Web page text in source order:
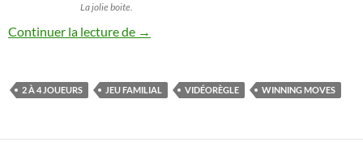
La jolie boite.
Continuer la lecture de Cartagena 4 : die Meuterei en vidéo.
→
2 À 4 JOUEURS JEU FAMILIAL VIDÉORÈGLE WINNING MOVES